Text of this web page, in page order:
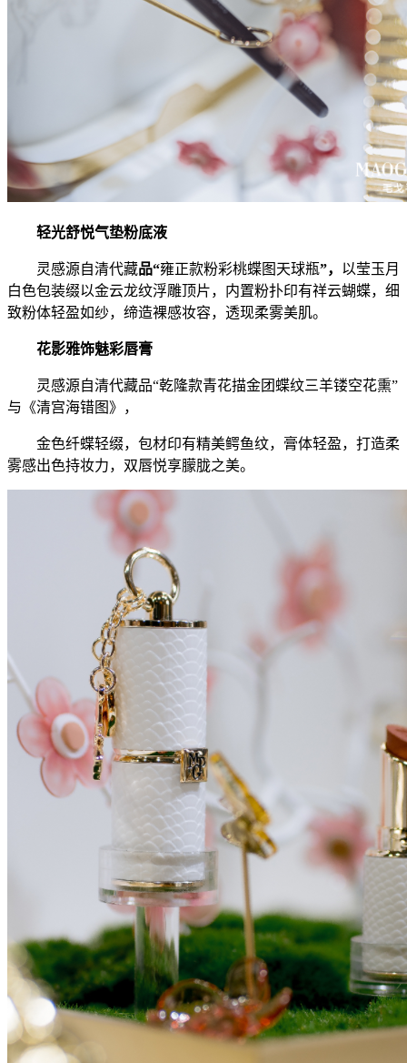
轻光舒悦气垫粉底液
灵感源自清代藏品“雍正款粉彩桃蝶图天球瓶”， 以莹玉月
白色包装缀以金云龙纹浮雕顶片，内置粉扑印有祥云蝴蝶，细
致粉体轻盈如纱，缔造裸感妆容，透现柔雾美肌。
花影雅饰魅彩唇膏
灵感源自清代藏品“乾隆款青花描金团蝶纹三羊镂空花熏”
与《清宫海错图》，
金色纤蝶轻缀，包材印有精美鳄鱼纹，膏体轻盈，打造柔
雾感出色持妆力，双唇悦享朦胧之美。